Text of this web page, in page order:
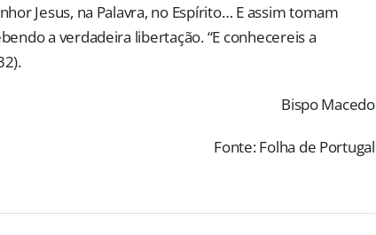
Jesus, na Palavra, no Espírito… E assim tomam
a verdadeira libertação. “E conhecereis a
Bispo Macedo
Fonte: Folha de Portugal